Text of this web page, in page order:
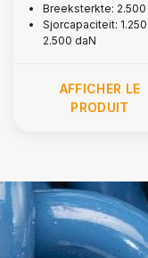
Breeksterkte: 2.500
Sjorcapaciteit:
2.500 daN
AFFICHER LE
PRODUIT